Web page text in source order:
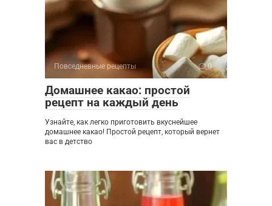
Повседневные рецепты 0
Домашнее какао: простой
рецепт на каждый день
Узнайте, как легко приготовить вкуснейшее
домашнее какао! Простой рецепт, который вернет
вас в детство